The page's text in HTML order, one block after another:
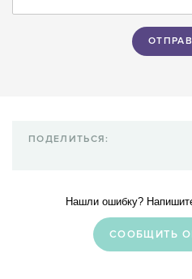
Нашли ошибку?
CООБЩИТЬ
ПОДЕЛИТЬСЯ: